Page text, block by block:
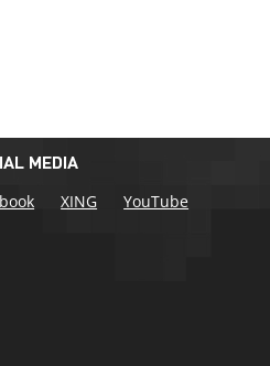
MEDIA
XING YouTube